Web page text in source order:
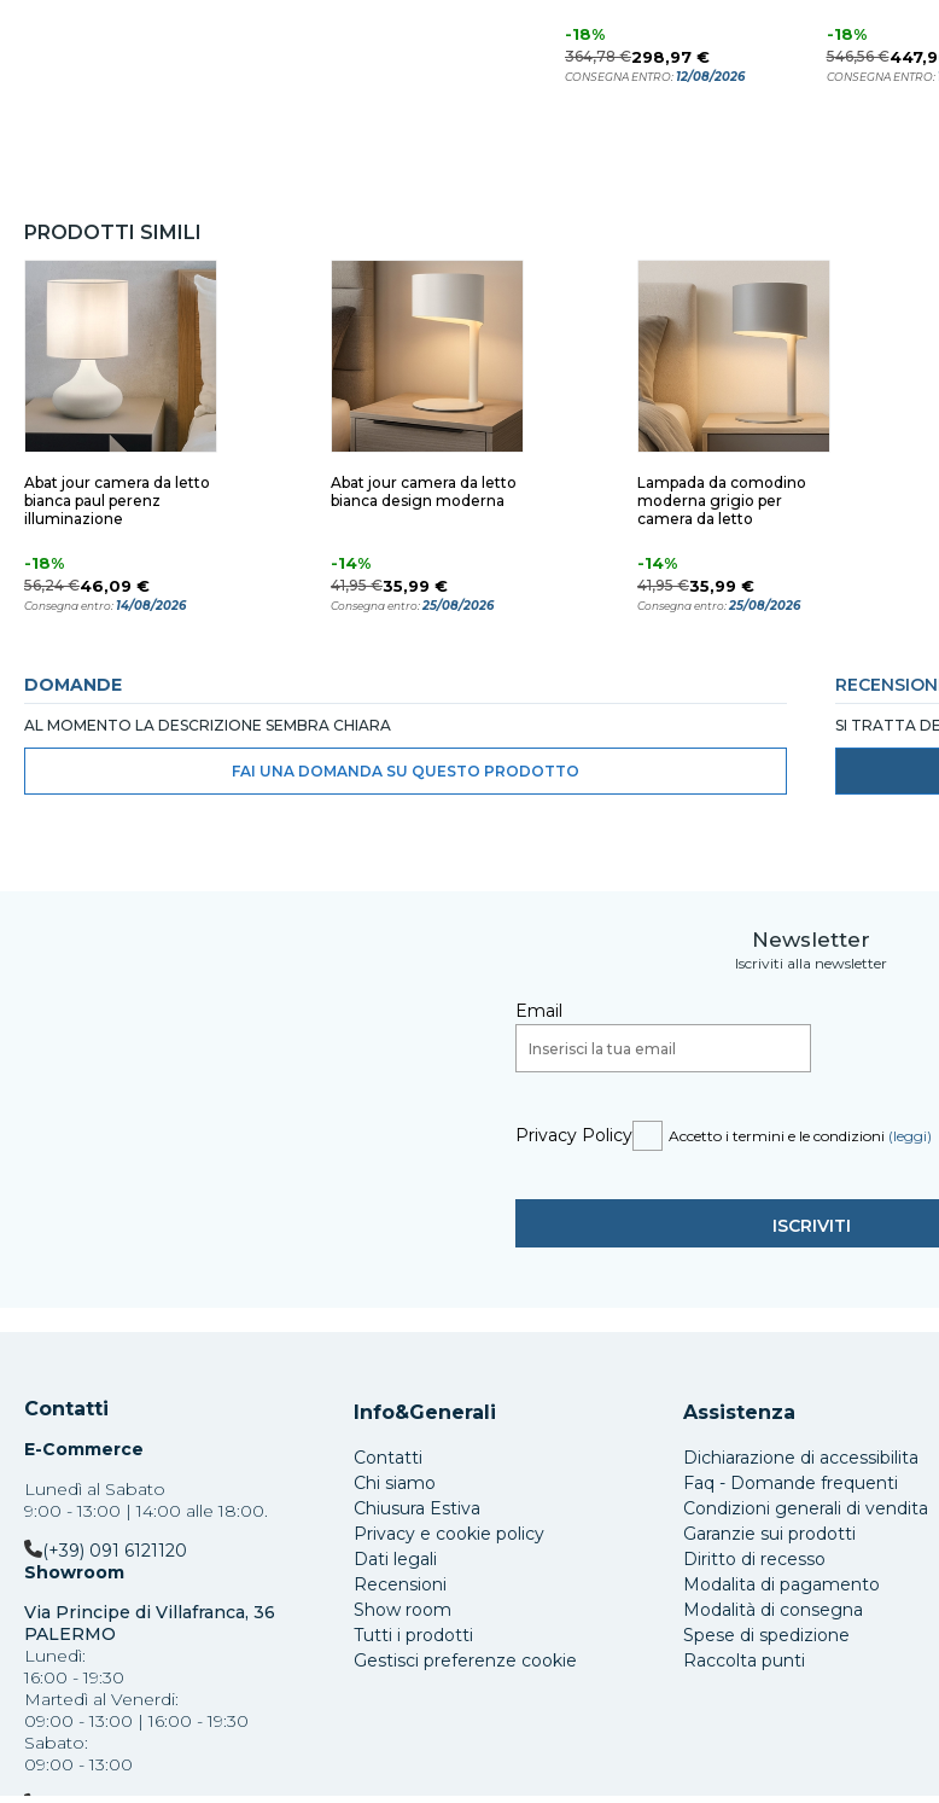
-18%
364,78 €298,97 €
CONSEGNA ENTRO:12/08/2026
-18%
546,56 €
CONSEGNA ENTRO:
PRODOTTI SIMILI
Abat jour camera da letto
bianca paul perenz
illuminazione
-18%
56,24 €46,09 €
Consegna entro:14/08/2026
Abat jour camera da letto
bianca design moderna
-14%
41,95 €35,99 €
Consegna entro:25/08/2026
Lampada da comodino
moderna grigio per
camera da letto
-14%
41,95 €35,99 €
Consegna entro:25/08/2026
DOMANDE
AL MOMENTO LA DESCRIZIONE SEMBRA CHIARA
FAI UNA DOMANDA SU QUESTO PRODOTTO
SI TRATTA
Newsletter
Iscriviti alla newsletter
Email
Privacy Policy Accetto i termini e le condizioni (leggi)
Contatti
E-Commerce
Lunedì al Sabato
9:00 - 13:00 | 14:00 alle 18:00.
(+39) 091 6121120
Showroom
Via Principe di Villafranca, 36
PALERMO
Lunedì:
16:00 - 19:30
Martedì al Venerdi:
09:00 - 13:00 | 16:00 - 19:30
Sabato:
09:00 - 13:00
Info&Generali
Contatti
Chi siamo
Chiusura Estiva
Privacy e cookie policy
Dati legali
Recensioni
Show room
Tutti i prodotti
Gestisci preferenze cookie
Assistenza
Dichiarazione di accessibilita
Faq - Domande frequenti
Condizioni generali di vendita
Garanzie sui prodotti
Diritto di recesso
Modalita di pagamento
Modalità di consegna
Spese di spedizione
Raccolta punti